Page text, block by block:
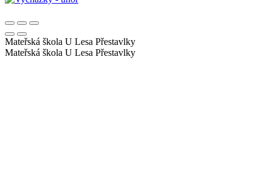
Mateřská škola U Lesa Přestavlky
Mateřská škola U Lesa Přestavlky